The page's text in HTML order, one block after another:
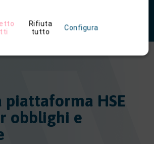
piattaforma HSE
obblighi e
Rifiuta
tutto
Configura